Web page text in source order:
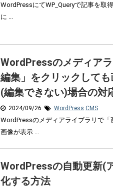
WordPressにてWP_Queryで記事を取
に ...
WordPressのメディア
編集」をクリックして
(編集できない)場合の対
2024/09/26 WordPress CMS
WordPressのメディアライブラリで
画像が表示 ...
WordPressの自動更新(
化する方法